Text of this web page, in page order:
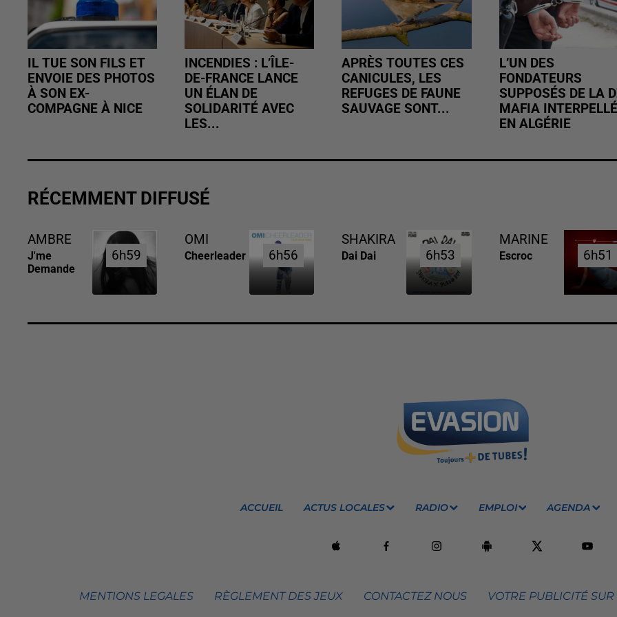
IL TUE SON FILS ET
ENVOIE DES PHOTOS
À SON EX-
COMPAGNE À NICE
INCENDIES : L’ÎLE-
DE-FRANCE LANCE
UN ÉLAN DE
SOLIDARITÉ AVEC
LES...
APRÈS TOUTES CES
CANICULES, LES
REFUGES DE FAUNE
SAUVAGE SONT...
L’UN DES
FONDATEURS
SUPPOSÉS DE LA
MAFIA INTERPELLÉ
EN ALGÉRIE
RÉCEMMENT DIFFUSÉ
AMBRE
J'me
Demande
6h59
6h59
OMI
Cheerleader 6h56
6h56
SHAKIRA
Dai Dai 6h53
6h53
MARINE
Escroc 6h51
6h51
ACCUEIL ACTUS LOCALES RADIO EMPLOI AGENDA
MENTIONS LEGALES RÈGLEMENT DES JEUX CONTACTEZ NOUS VOTRE PUBLICITÉ